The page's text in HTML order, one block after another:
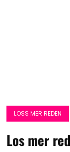
LOSS MER REDEN
Los mer